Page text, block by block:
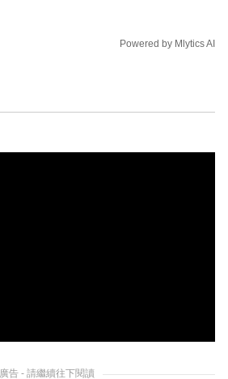
Powered by Mlytics AI
廣告 - 請繼續往下閱讀